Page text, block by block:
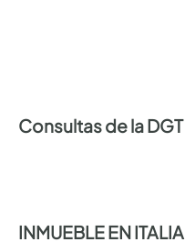
Consultas de la DGT
INMUEBLE EN ITALIA